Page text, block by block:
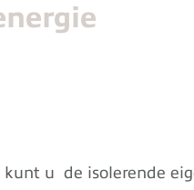
u de isolerende